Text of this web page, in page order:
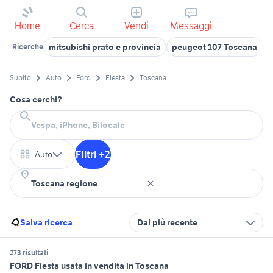
Home Cerca Vendi Messaggi
Ricerche mitsubishi prato e provincia peugeot 107 Toscana
Subito Auto Ford Fiesta Toscana
Cosa cerchi?
Auto Filtri +2
Salva ricerca Dal più recente
273 risultati
FORD Fiesta usata in vendita in Toscana